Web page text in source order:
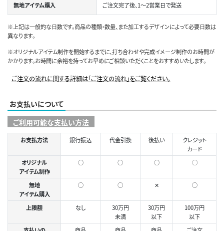
無地アイテム購入 ご注文完了後、1～2営業日で発送
※上記は一般的な日数です。商品の種類・数量、また加工するデザインによって必要日数は
異なります。
※オリジナルアイテム制作を開始するまでに、打ち合わせや完成イメージ制作のお時間が
かかります。お時間に余裕を持ってお早めにご相談いただくことをおすすめいたします。
ご注文の流れに関する詳細は「ご注文の流れ」をご覧ください。
お支払いについて
ご利用可能な支払い方法
お支払方法 銀行振込 代金引換 後払い
クレジット
カード
オリジナル
アイテム制作
○ ○ ○ ◯
無地
アイテム購入
○ ○ ✕ ○
上限額 なし
30万円
未満
30万円
以下
100万円
以下